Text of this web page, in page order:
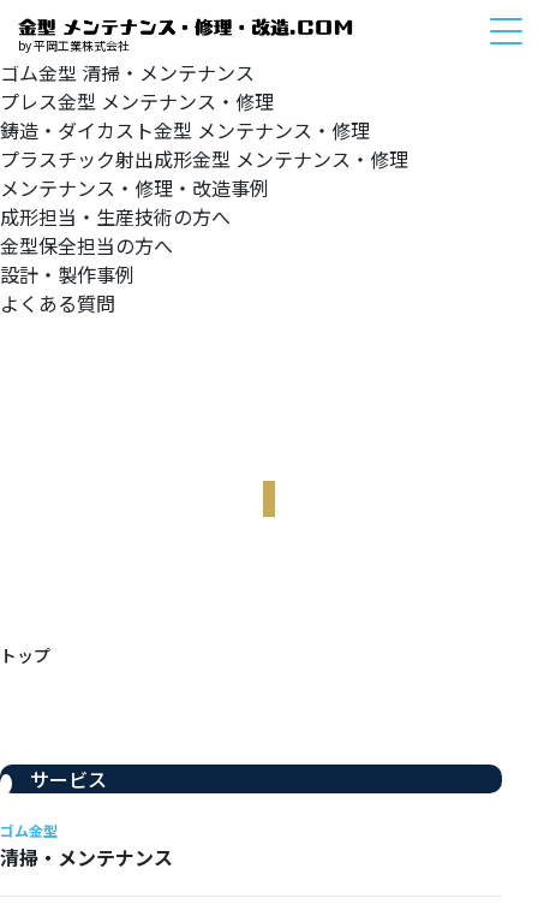
by 平岡工業株式会社
HOME
サービスメニュー
ゴム金型 清掃・メンテナンス
プレス金型 メンテナンス・修理
鋳造・ダイカスト金型 メンテナンス・修理
プラスチック射出成形金型 メンテナンス・修理
メンテナンス・修理・改造事例
成形担当・生産技術の方へ
金型保全担当の方へ
設計・製作事例
よくある質問
トップ
サービス
ゴム金型
清掃・メンテナンス